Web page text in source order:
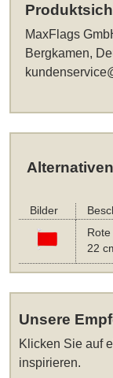
MaxFlags
Bergkamen,
Alternativen
Bilder
22
Unsere
Klicken Sie auf
inspirieren.